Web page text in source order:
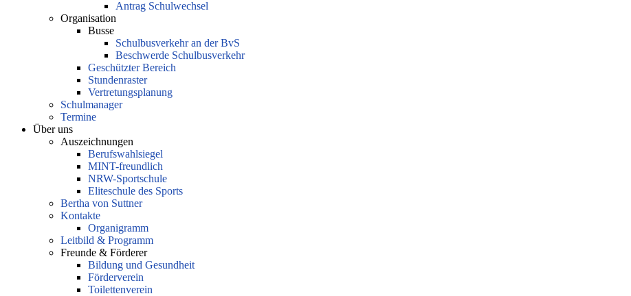
Antrag Schulwechsel
Organisation
Busse
Schulbusverkehr an der BvS
Beschwerde Schulbusverkehr
Geschützter Bereich
Stundenraster
Vertretungsplanung
Schulmanager
Termine
Über uns
Auszeichnungen
Berufswahlsiegel
MINT-freundlich
NRW-Sportschule
Eliteschule des Sports
Bertha von Suttner
Kontakte
Organigramm
Leitbild & Programm
Freunde & Förderer
Bildung und Gesundheit
Förderverein
Toilettenverein